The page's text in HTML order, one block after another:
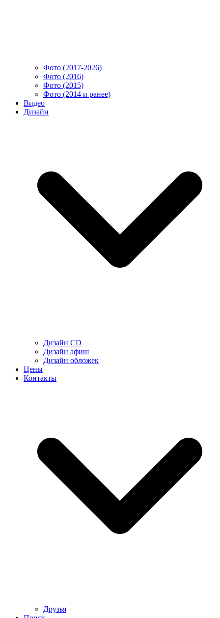
Фото (2017-2026)
Фото (2016)
Фото (2015)
Фото (2014 и ранее)
Видео
Дизайн
Дизайн CD
Дизайн афиш
Дизайн обложек
Цены
Контакты
Друзья